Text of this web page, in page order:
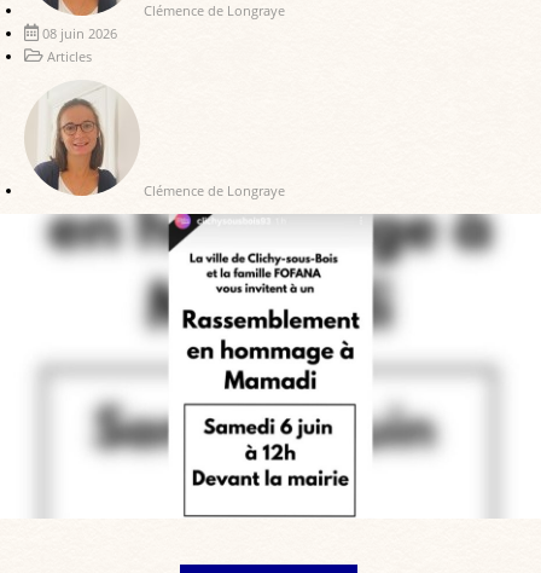
Clémence de Longraye
08 juin 2026
Articles
Clémence de Longraye